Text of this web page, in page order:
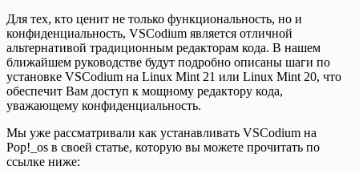
Для тех, кто ценит не только функциональность, но и
конфиденциальность, VSCodium является отличной
альтернативой традиционным редакторам кода. В нашем
ближайшем руководстве будут подробно описаны шаги по
установке VSCodium на Linux Mint 21 или Linux Mint 20, что
обеспечит Вам доступ к мощному редактору кода,
уважающему конфиденциальность.
Мы уже рассматривали как устанавливать VSCodium на
Pop!_os в своей статье, которую вы можете прочитать по
ссылке ниже: